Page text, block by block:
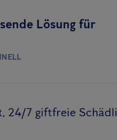
Lösung für
24/7 giftfreie